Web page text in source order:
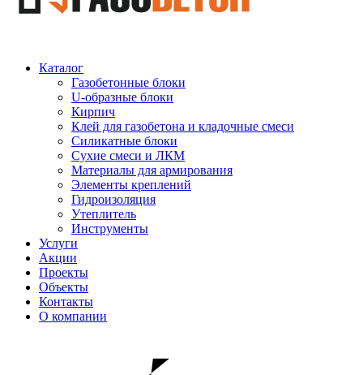
Каталог
Газобетонные блоки
U-образные блоки
Кирпич
Клей для газобетона и кладочные смеси
Силикатные блоки
Сухие смеси и ЛКМ
Материалы для армирования
Элементы креплений
Гидроизоляция
Утеплитель
Инструменты
Услуги
Акции
Проекты
Объекты
Контакты
О компании